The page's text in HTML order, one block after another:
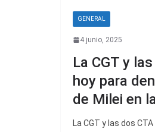
GENERAL
4 junio, 2025
La CGT y
hoy para
de Milei en
La CGT y las dos